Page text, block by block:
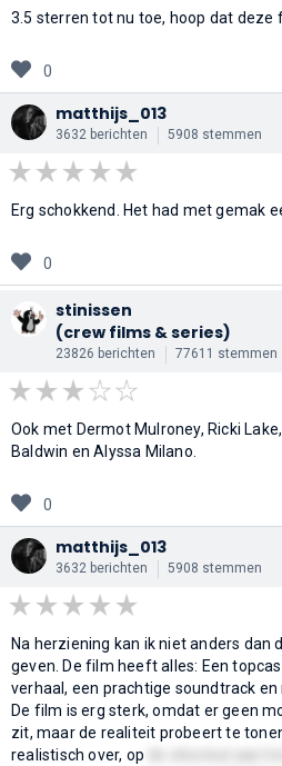
3.5 sterren tot nu toe, hoop dat deze
0
matthijs_013
3632 berichten 5908 stemmen
Erg schokkend. Het had met gemak
0
stinissen
(crew films & series)
23826 berichten 77611 stemmen
Ook met Dermot Mulroney, Ricki
Baldwin en Alyssa Milano.
0
matthijs_013
3632 berichten 5908 stemmen
Na herziening kan ik niet anders dan
geven. De film heeft alles: Een
verhaal, een prachtige soundtrack
De film is erg sterk, omdat er geen
zit, maar de realiteit probeert te
realistisch over, op